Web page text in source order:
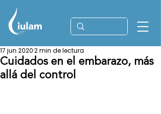
Cuidados en el embarazo, más
allá del control
17 jun 20202 min de lectura